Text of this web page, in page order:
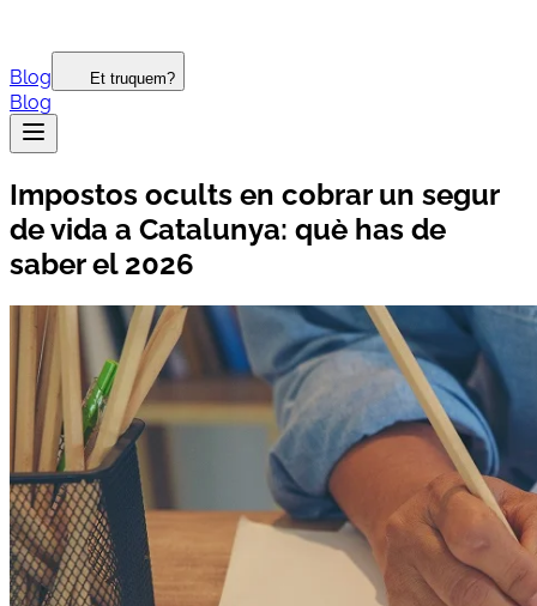
Blog Et truquem?
Blog
Impostos ocults en cobrar un segur
de vida a Catalunya: què has de
saber el 2026